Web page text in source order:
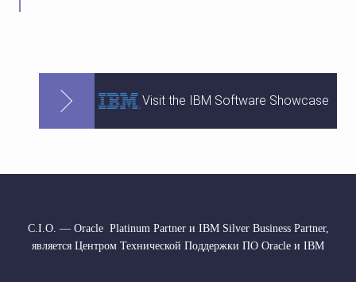
Visit the IBM Software Showcase
С.І.О. — Oracle Platinum Partner и IBM Silver Business Partner,
является Центром Технической Поддержки ПО Oracle и IBM